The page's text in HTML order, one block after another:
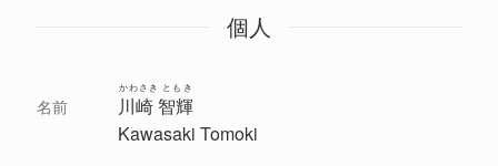
個人
名前 川崎 智輝
かわさき ともき
Kawasaki Tomoki